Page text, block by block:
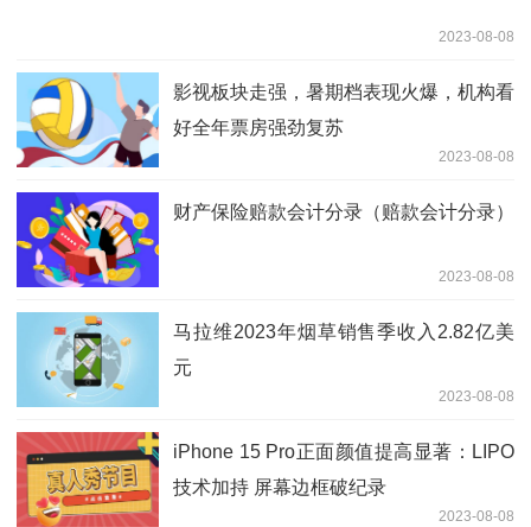
2023-08-08
影视板块走强，暑期档表现火爆，机构看
好全年票房强劲复苏
2023-08-08
财产保险赔款会计分录（赔款会计分录）
2023-08-08
马拉维2023年烟草销售季收入2.82亿美
元
2023-08-08
iPhone 15 Pro正面颜值提高显著：LIPO
技术加持 屏幕边框破纪录
2023-08-08